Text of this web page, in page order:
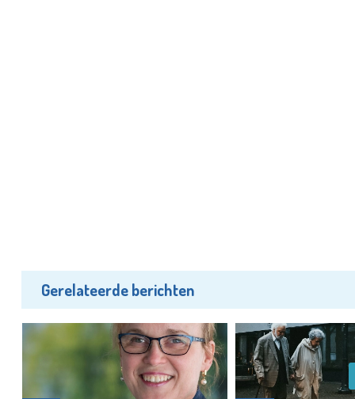
Gerelateerde berichten